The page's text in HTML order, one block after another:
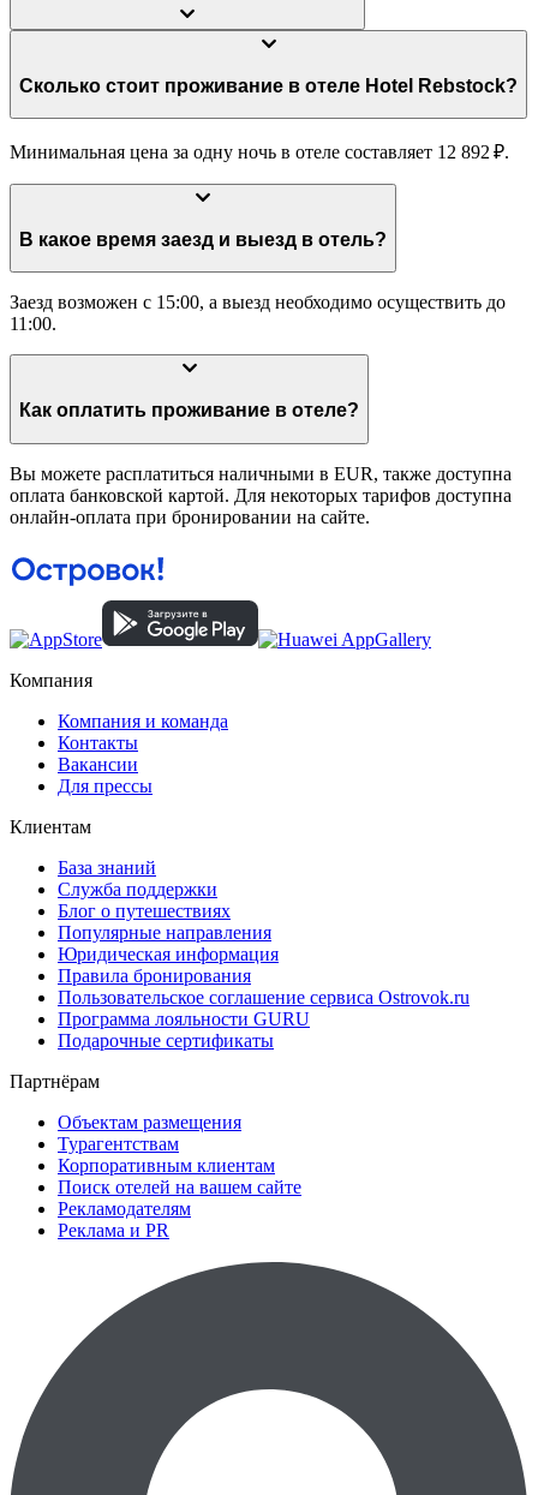
Сколько стоит проживание в отеле Hotel Rebstock?
Минимальная цена за одну ночь в отеле составляет 12 892 ₽.
В какое время заезд и выезд в отель?
Заезд возможен с 15:00, а выезд необходимо осуществить до
11:00.
Как оплатить проживание в отеле?
Вы можете расплатиться наличными в EUR, также доступна
оплата банковской картой. Для некоторых тарифов доступна
онлайн-оплата при бронировании на сайте.
Компания
Компания и команда
Контакты
Вакансии
Для прессы
Клиентам
База знаний
Служба поддержки
Блог о путешествиях
Популярные направления
Юридическая информация
Правила бронирования
Пользовательское соглашение сервиса Ostrovok.ru
Программа лояльности GURU
Подарочные сертификаты
Партнёрам
Объектам размещения
Турагентствам
Корпоративным клиентам
Поиск отелей на вашем сайте
Рекламодателям
Реклама и PR